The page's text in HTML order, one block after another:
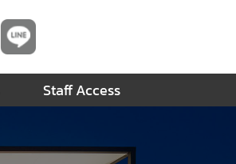
Staff Access